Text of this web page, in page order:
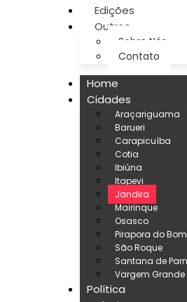
Edições
Outros
Sobre Nós
Contato
Home
Cidades
Araçariguama
Barueri
Carapicuíba
Cotia
Ibiúna
Itapevi
Jandira
Mairinque
Osasco
Pirapora do
São Roque
Santana de
Vargem Grande
Política